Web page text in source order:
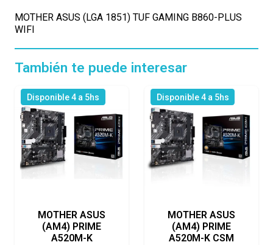
MOTHER ASUS (LGA 1851) TUF GAMING B860-PLUS
WIFI
También te puede interesar
Disponible 4 a 5hs
MOTHER ASUS
(AM4) PRIME
A520M-K
Disponible 4 a 5hs
MOTHER ASUS
(AM4) PRIME
A520M-K CSM